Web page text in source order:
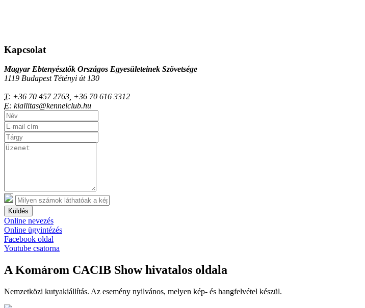
Kapcsolat
Magyar Ebtenyésztők Országos Egyesületeinek Szövetsége
1119 Budapest Tétényi út 130
T: +36 70 457 2763, +36 70 616 3312
E: kiallitas@kennelclub.hu
Küldés
Online nevezés
Online ügyintézés
Facebook oldal
Youtube csatorna
A Komárom CACIB Show hivatalos oldala
Nemzetközi kutyakiállítás. Az esemény nyilvános, melyen kép- és hangfelvétel készül.